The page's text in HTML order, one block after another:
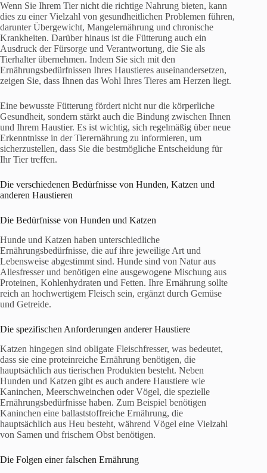
Wenn Sie Ihrem Tier nicht die richtige Nahrung bieten, kann
dies zu einer Vielzahl von gesundheitlichen Problemen führen,
darunter Übergewicht, Mangelernährung und chronische
Krankheiten. Darüber hinaus ist die Fütterung auch ein
Ausdruck der Fürsorge und Verantwortung, die Sie als
Tierhalter übernehmen. Indem Sie sich mit den
Ernährungsbedürfnissen Ihres Haustieres auseinandersetzen,
zeigen Sie, dass Ihnen das Wohl Ihres Tieres am Herzen liegt.
Eine bewusste Fütterung fördert nicht nur die körperliche
Gesundheit, sondern stärkt auch die Bindung zwischen Ihnen
und Ihrem Haustier. Es ist wichtig, sich regelmäßig über neue
Erkenntnisse in der Tierernährung zu informieren, um
sicherzustellen, dass Sie die bestmögliche Entscheidung für
Ihr Tier treffen.
Die verschiedenen Bedürfnisse von Hunden, Katzen und
anderen Haustieren
Die Bedürfnisse von Hunden und Katzen
Hunde und Katzen haben unterschiedliche
Ernährungsbedürfnisse, die auf ihre jeweilige Art und
Lebensweise abgestimmt sind. Hunde sind von Natur aus
Allesfresser und benötigen eine ausgewogene Mischung aus
Proteinen, Kohlenhydraten und Fetten. Ihre Ernährung sollte
reich an hochwertigem Fleisch sein, ergänzt durch Gemüse
und Getreide.
Die spezifischen Anforderungen anderer Haustiere
Katzen hingegen sind obligate Fleischfresser, was bedeutet,
dass sie eine proteinreiche Ernährung benötigen, die
hauptsächlich aus tierischen Produkten besteht. Neben
Hunden und Katzen gibt es auch andere Haustiere wie
Kaninchen, Meerschweinchen oder Vögel, die spezielle
Ernährungsbedürfnisse haben. Zum Beispiel benötigen
Kaninchen eine ballaststoffreiche Ernährung, die
hauptsächlich aus Heu besteht, während Vögel eine Vielzahl
von Samen und frischem Obst benötigen.
Die Folgen einer falschen Ernährung